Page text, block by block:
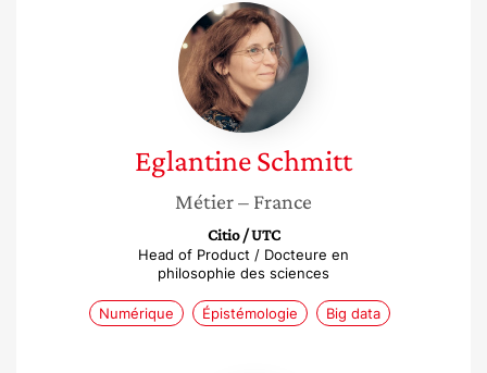
Eglantine
Schmitt
EglantineSchmitt
Métier– France
Citio / UTC
Head of Product / Docteure en
philosophie des sciences
Numérique Épistémologie Big data